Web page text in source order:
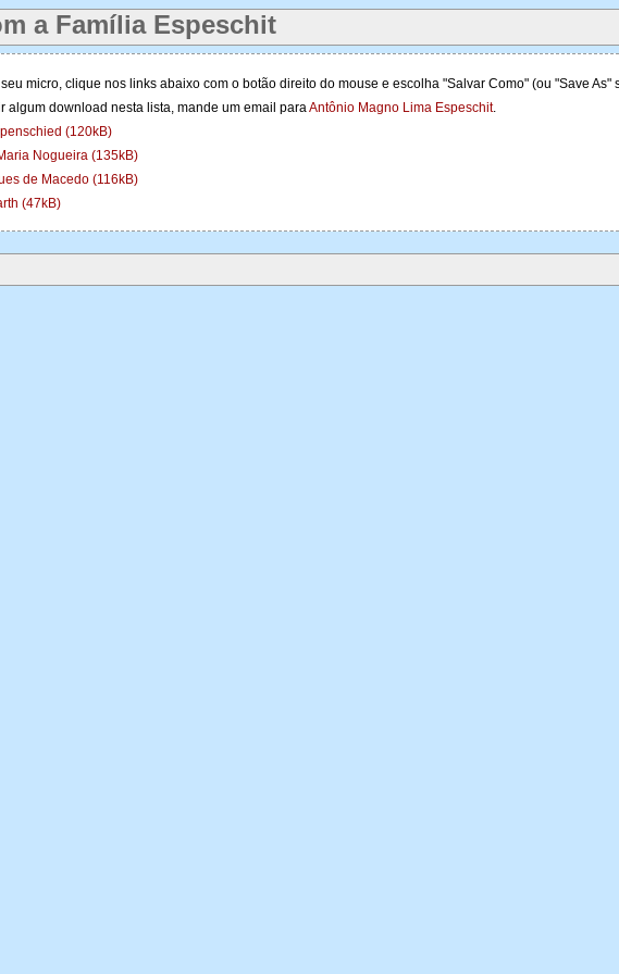
a Família Espeschit
micro, clique nos links abaixo com o botão direito do mouse e escolha "Salvar Como" (ou "Save As"
algum download nesta lista, mande um email paraAntônio Magno Lima Espeschit.
(120kB)
Nogueira (135kB)
de Macedo (116kB)
(47kB)